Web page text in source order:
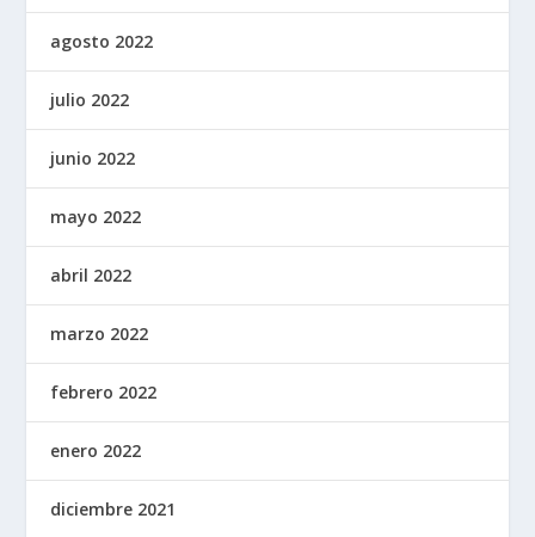
agosto 2022
julio 2022
junio 2022
mayo 2022
abril 2022
marzo 2022
febrero 2022
enero 2022
diciembre 2021